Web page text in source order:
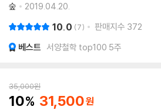
숲
2019.04.20.
10.0 7 판매지수 372
베스트 서양철학 top100 5주
35,000원
10 31,500